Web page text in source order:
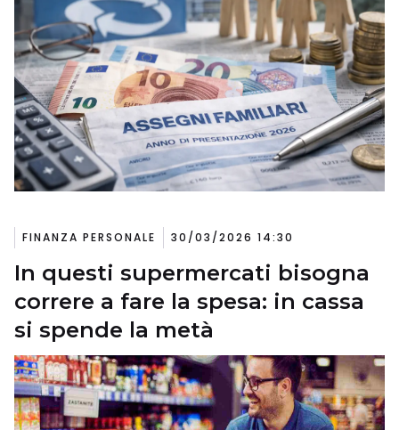
FINANZA PERSONALE 30/03/2026 14:30
In questi supermercati bisogna
correre a fare la spesa: in cassa
si spende la metà